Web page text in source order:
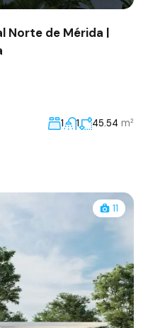
Norte de Mérida |
1 1 45.54 m²
11